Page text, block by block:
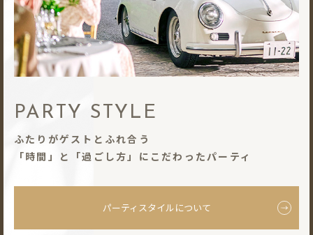
PARTY STYLE
ふたりがゲストとふれ合う
「時間」と「過ごし⽅」にこだわったパーティ
パーティスタイルについて